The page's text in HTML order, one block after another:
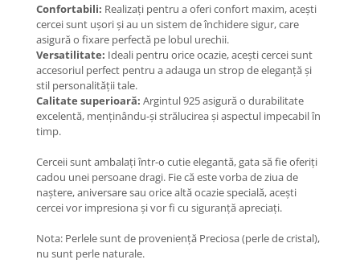
Brățări din Argint cu pietre
semiprețioase
Brățări elastice cu pietre
semiprețioase
BRĂȚĂRI DE PICIOR
Brățări de picior din Aur
Brățări de picior din Argint
Coliere cu mărgele colorate și
Argint
Coliere cu pietre semiprețioase
Confortabili: Realizați pentru a oferi confort maxim, acești
cercei sunt ușori și au un sistem de închidere sigur, care
asigură o fixare perfectă pe lobul urechii.
Versatilitate: Ideali pentru orice ocazie, acești cercei sunt
accesoriul perfect pentru a adauga un strop de eleganță și
stil personalității tale.
Calitate superioară: Argintul 925 asigură o durabilitate
excelentă, menținându-și strălucirea și aspectul impecabil în
timp.
Cerceii sunt ambalați într-o cutie elegantă, gata să fie oferiți
cadou unei persoane dragi. Fie că este vorba de ziua de
naștere, aniversare sau orice altă ocazie specială, acești
cercei vor impresiona și vor fi cu siguranță apreciați.
Nota: Perlele sunt de proveniență Preciosa (perle de cristal),
nu sunt perle naturale.